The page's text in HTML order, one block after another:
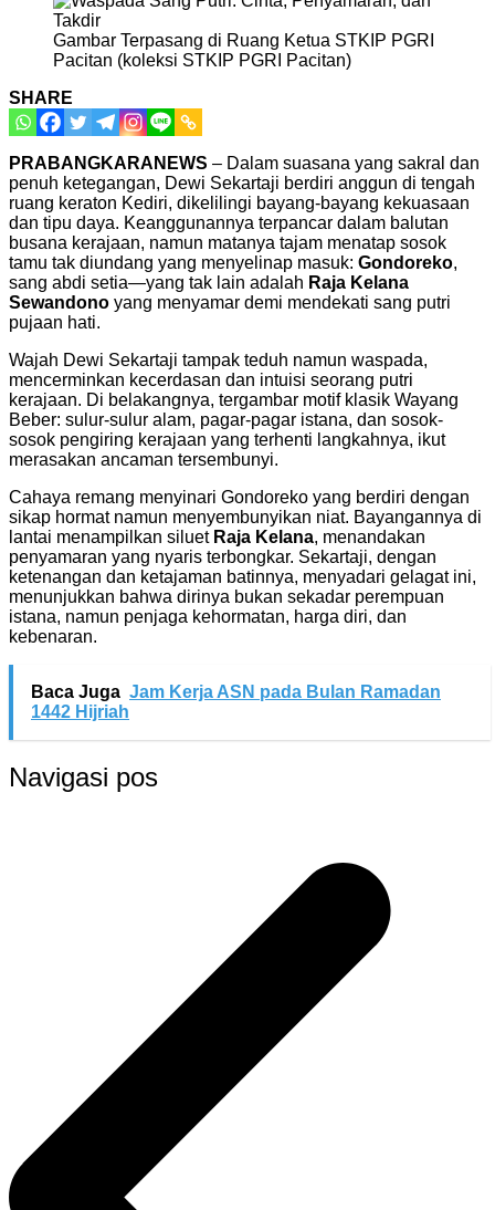
Gambar Terpasang di Ruang Ketua STKIP PGRI
Pacitan (koleksi STKIP PGRI Pacitan)
SHARE
PRABANGKARANEWS – Dalam suasana yang sakral dan
penuh ketegangan, Dewi Sekartaji berdiri anggun di tengah
ruang keraton Kediri, dikelilingi bayang-bayang kekuasaan
dan tipu daya. Keanggunannya terpancar dalam balutan
busana kerajaan, namun matanya tajam menatap sosok
tamu tak diundang yang menyelinap masuk: Gondoreko,
sang abdi setia—yang tak lain adalah Raja Kelana
Sewandono yang menyamar demi mendekati sang putri
pujaan hati.
Wajah Dewi Sekartaji tampak teduh namun waspada,
mencerminkan kecerdasan dan intuisi seorang putri
kerajaan. Di belakangnya, tergambar motif klasik Wayang
Beber: sulur-sulur alam, pagar-pagar istana, dan sosok-
sosok pengiring kerajaan yang terhenti langkahnya, ikut
merasakan ancaman tersembunyi.
Cahaya remang menyinari Gondoreko yang berdiri dengan
sikap hormat namun menyembunyikan niat. Bayangannya di
lantai menampilkan siluet Raja Kelana, menandakan
penyamaran yang nyaris terbongkar. Sekartaji, dengan
ketenangan dan ketajaman batinnya, menyadari gelagat ini,
menunjukkan bahwa dirinya bukan sekadar perempuan
istana, namun penjaga kehormatan, harga diri, dan
kebenaran.
Baca Juga Jam Kerja ASN pada Bulan Ramadan
1442 Hijriah
Navigasi pos